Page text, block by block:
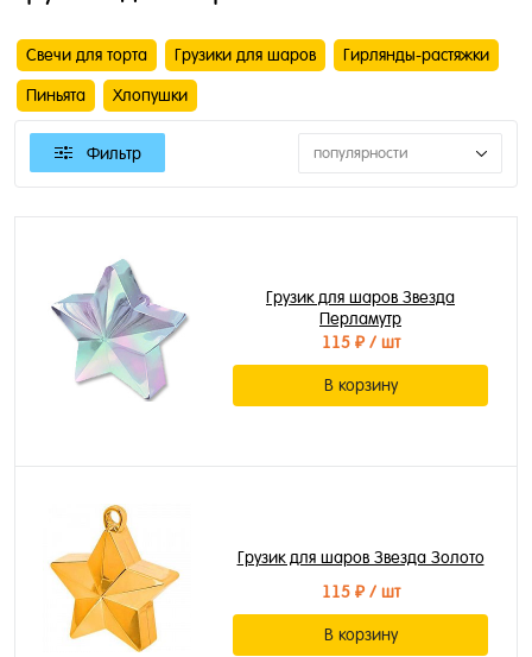
Свечи для торта Грузики для шаров Гирлянды-растяжки
Пиньята Хлопушки
Фильтр популярности
Грузик для шаров Звезда
Перламутр
115 ₽/ шт
В корзину
Грузик для шаров Звезда Золото
115 ₽/ шт
В корзину